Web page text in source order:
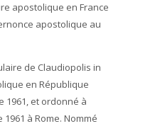
apostolique en France
apostolique au
de Claudiopolis in
en République
1961, et ordonné à
à Rome. Nommé